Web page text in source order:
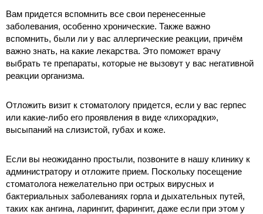
Вам придется вспомнить все свои перенесенные
заболевания, особенно хронические. Также важно
вспомнить, были ли у вас аллергические реакции, причём
важно знать, на какие лекарства. Это поможет врачу
выбрать те препараты, которые не вызовут у вас негативной
реакции организма.
Отложить визит к стоматологу придется, если у вас герпес
или какие-либо его проявления в виде «лихорадки»,
высыпаний на слизистой, губах и коже.
Если вы неожиданно простыли, позвоните в нашу клинику к
администратору и отложите прием. Поскольку посещение
стоматолога нежелательно при острых вирусных и
бактериальных заболеваниях горла и дыхательных путей,
таких как ангина, ларингит, фарингит, даже если при этом у